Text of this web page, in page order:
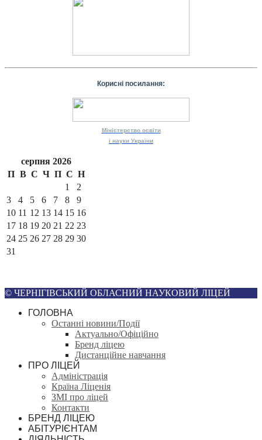
Корисні посилання:
Міністерство освіти
і науки України
серпня 2026
П В С Ч П С Н
1
2
3
4 5 6 7 8
9
10 11 12 13 14 15 16
17 18 19 20 21 22 23
24 25 26 27 28 29 30
31
© ЧЕРНІГІВСЬКИЙ ОБЛАСНИЙ НАУКОВИЙ ЛІЦЕЙ
ГОЛОВНА
Останні новини/Події
Актуально/Офіційно
Бренд ліцею
Дистанційне навчання
ПРО ЛІЦЕЙ
Адміністрація
Країна Ліценія
ЗМІ про ліцей
Контакти
БРЕНД ЛІЦЕЮ
АБІТУРІЄНТАМ